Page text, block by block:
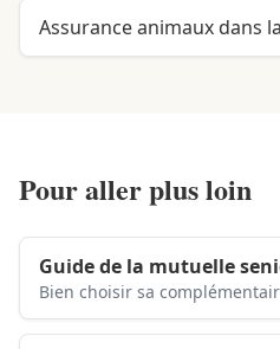
Assurance animaux dans
Pour aller plus loin
Guide de la mutuelle
Bien choisir sa